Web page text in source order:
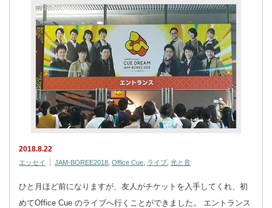
2018.8.22
エッセイ JAM‐BOREE2018 Office Cue ライブ 光と音
ひと月ほど前になりますが、友人がチケットを入手してくれ、初
めてOffice Cue のライブへ行くことができました。 エントランス